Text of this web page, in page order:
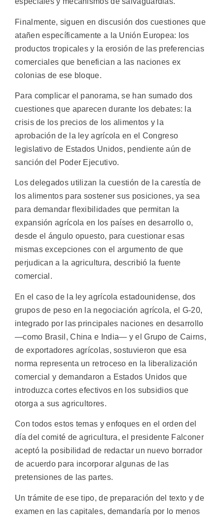
Finalmente, siguen en discusión dos cuestiones que
atañen específicamente a la Unión Europea: los
productos tropicales y la erosión de las preferencias
comerciales que benefician a las naciones ex
colonias de ese bloque.
Para complicar el panorama, se han sumado dos
cuestiones que aparecen durante los debates: la
crisis de los precios de los alimentos y la
aprobación de la ley agrícola en el Congreso
legislativo de Estados Unidos, pendiente aún de
sanción del Poder Ejecutivo.
Los delegados utilizan la cuestión de la carestía de
los alimentos para sostener sus posiciones, ya sea
para demandar flexibilidades que permitan la
expansión agrícola en los países en desarrollo o,
desde el ángulo opuesto, para cuestionar esas
mismas excepciones con el argumento de que
perjudican a la agricultura, describió la fuente
comercial.
En el caso de la ley agrícola estadounidense, dos
grupos de peso en la negociación agrícola, el G-20,
integrado por las principales naciones en desarrollo
—como Brasil, China e India— y el Grupo de Cairns,
de exportadores agrícolas, sostuvieron que esa
norma representa un retroceso en la liberalización
comercial y demandaron a Estados Unidos que
introduzca cortes efectivos en los subsidios que
otorga a sus agricultores.
Con todos estos temas y enfoques en el orden del
día del comité de agricultura, el presidente Falconer
aceptó la posibilidad de redactar un nuevo borrador
de acuerdo para incorporar algunas de las
pretensiones de las partes.
Un trámite de ese tipo, de preparación del texto y de
examen en las capitales, demandaría por lo menos